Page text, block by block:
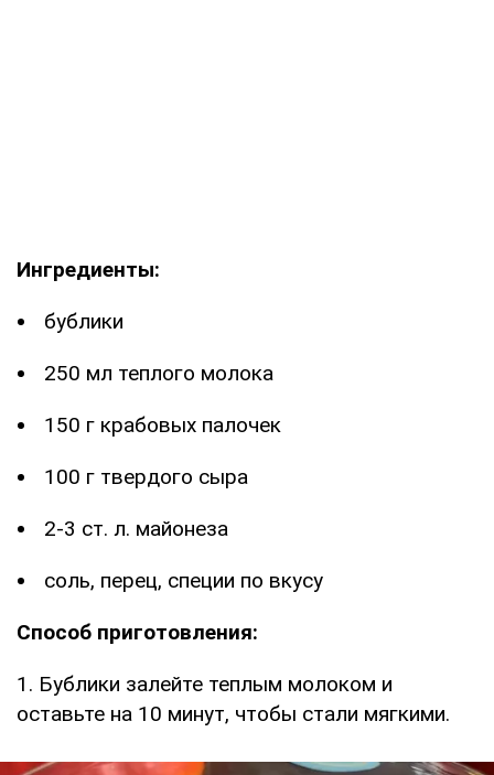
Ингредиенты:
бублики
250 мл теплого молока
150 г крабовых палочек
100 г твердого сыра
2-3 ст. л. майонеза
соль, перец, специи по вкусу
Способ приготовления:
1. Бублики залейте теплым молоком и
оставьте на 10 минут, чтобы стали мягкими.